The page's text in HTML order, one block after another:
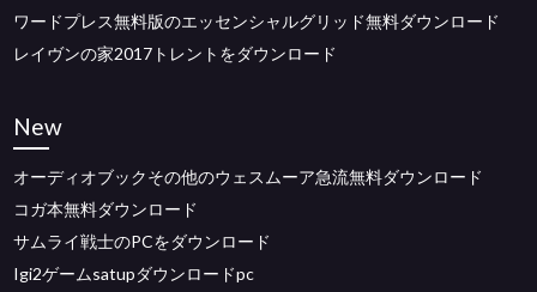
ワードプレス無料版のエッセンシャルグリッド無料ダウンロード
レイヴンの家2017トレントをダウンロード
New
オーディオブックその他のウェスムーア急流無料ダウンロード
コガ本無料ダウンロード
サムライ戦士のPCをダウンロード
Igi2ゲームsatupダウンロードpc